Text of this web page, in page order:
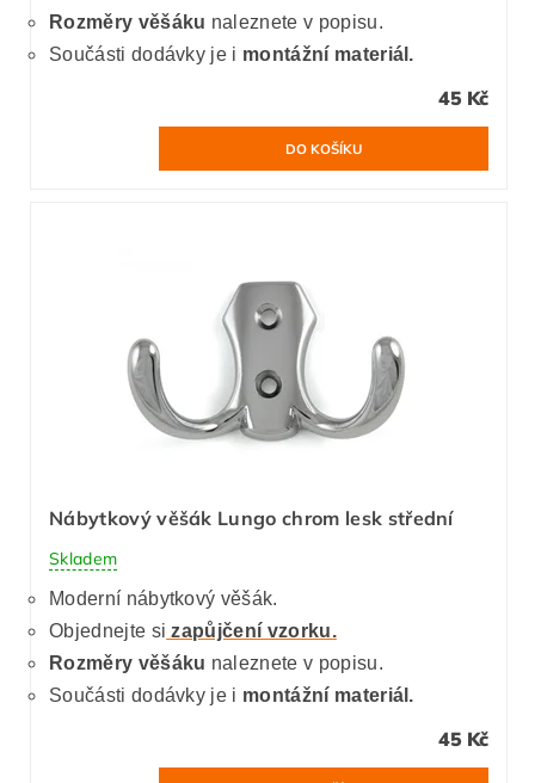
Rozměry věšáku naleznete v popisu.
Součásti dodávky je i montážní materiál.
45 Kč
Nábytkový věšák Lungo chrom lesk střední
Skladem
Moderní nábytkový věšák.
Objednejte si zapůjčení vzorku.
Rozměry věšáku naleznete v popisu.
Součásti dodávky je i montážní materiál.
45 Kč